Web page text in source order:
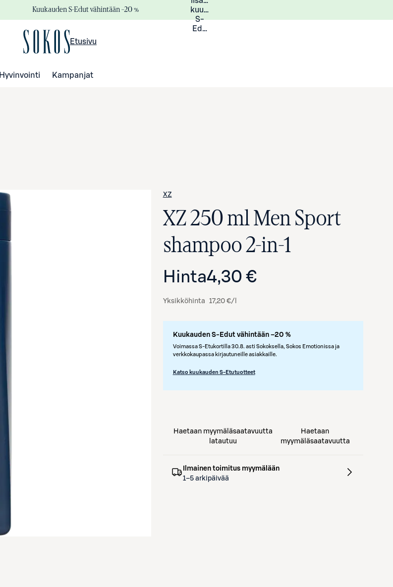
Kuukauden S-Edut vähintään –20 %
kuukauden
S-
Eduista
Etusivu
Hyvinvointi Kampanjat
XZ
XZ 250 ml Men Sport
shampoo 2-in-1
Hinta4,30 €
Yksikköhinta 17,20 €/l
Kuukauden S-Edut vähintään –20 %
Voimassa S-Etukortilla 30.8. asti Sokoksella, Sokos Emotionissa ja
verkkokaupassa kirjautuneille asiakkaille.
Katso kuukauden S-Etutuotteet
Haetaan myymäläsaatavuutta
latautuu
Haetaan
myymäläsaatavuutta
Ilmainen toimitus myymälään
1–5 arkipäivää